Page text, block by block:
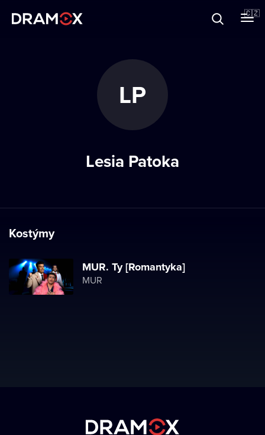
🇨🇿
LP
Lesia Patoka
Kostýmy
MUR. Ty [Romantyka]
MUR